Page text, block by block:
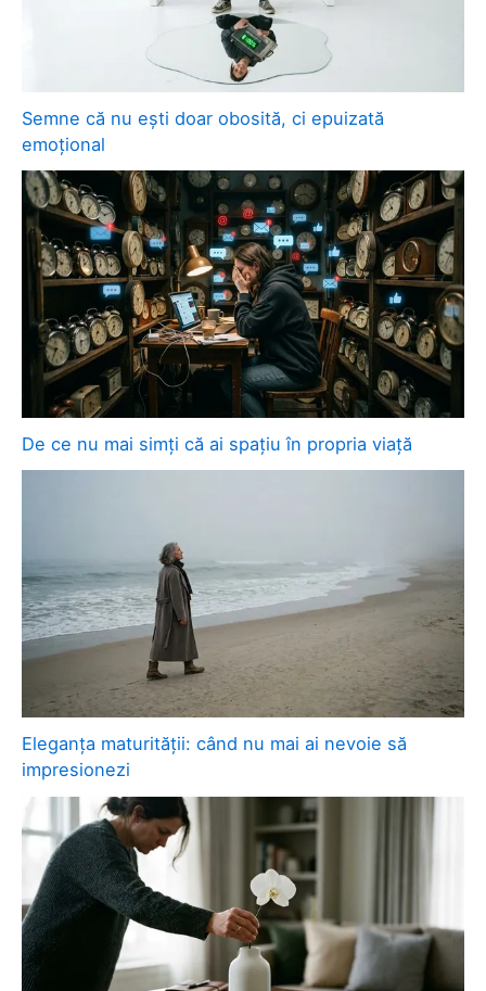
Semne că nu ești doar obosită, ci epuizată
emoțional
De ce nu mai simți că ai spațiu în propria viață
Eleganța maturității: când nu mai ai nevoie să
impresionezi